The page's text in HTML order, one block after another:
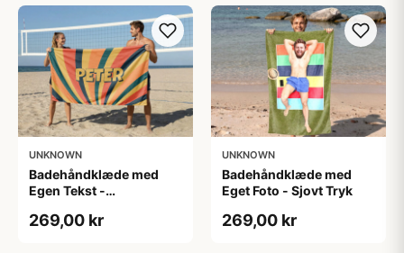
UNKNOWN
Badehåndklæde med
Egen Tekst -
269,00 kr
UNKNOWN
Badehåndklæde med
Eget Foto - Sjovt Tryk
269,00 kr